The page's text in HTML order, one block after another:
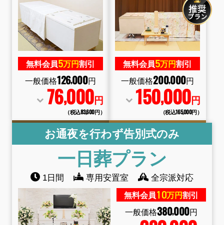
無料会員5万円割引
一般価格126,000円
76,000円
（税込83,600円）
無料会員5万円割引
一般価格200,000円
150,000円
（税込165,000円）
お通夜を行わず告別式のみ
一日葬プラン
1日間 専用安置室 全宗派対応
無料会員10万円割引
一般価格380,000円